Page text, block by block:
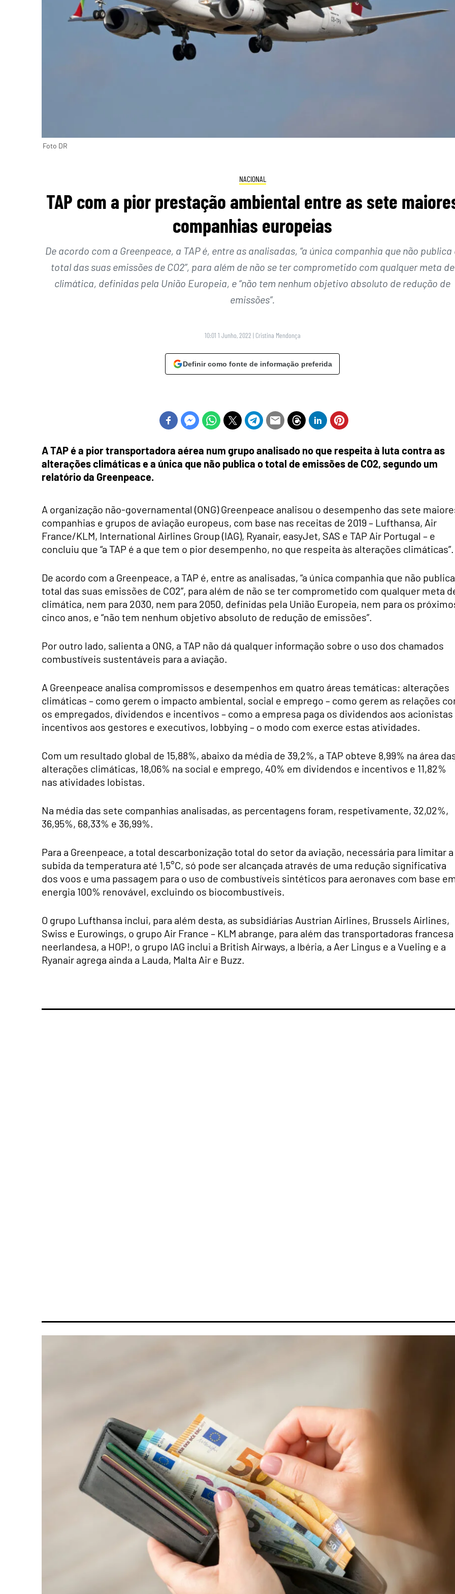
Foto DR
NACIONAL
TAP com a pior prestação ambiental entre as sete
companhias europeias
De acordo com a Greenpeace, a TAP é, entre as analisadas, “a única companhia que não publica
total das suas emissões de CO2”, para além de não se ter comprometido com qualquer meta de
climática, definidas pela União Europeia, e “não tem nenhum objetivo absoluto de redução de
emissões”.
10:01 1 Junho, 2022 | Cristina Mendonça
Definir como fonte de informação preferida
A TAP é a pior transportadora aérea num grupo analisado no que respeita à luta contra as
alterações climáticas e a única que não publica o total de emissões de CO2, segundo um
relatório da Greenpeace.
A organização não-governamental (ONG) Greenpeace analisou o desempenho das sete
companhias e grupos de aviação europeus, com base nas receitas de 2019 – Lufthansa, Air
France/KLM, International Airlines Group (IAG), Ryanair, easyJet, SAS e TAP Air Portugal – e
concluiu que “a TAP é a que tem o pior desempenho, no que respeita às alterações climáticas”.
De acordo com a Greenpeace, a TAP é, entre as analisadas, “a única companhia que não
total das suas emissões de CO2”, para além de não se ter comprometido com qualquer meta
climática, nem para 2030, nem para 2050, definidas pela União Europeia, nem para os
cinco anos, e “não tem nenhum objetivo absoluto de redução de emissões”.
Por outro lado, salienta a ONG, a TAP não dá qualquer informação sobre o uso dos chamados
combustíveis sustentáveis para a aviação.
A Greenpeace analisa compromissos e desempenhos em quatro áreas temáticas: alterações
climáticas – como gerem o impacto ambiental, social e emprego – como gerem as relações
os empregados, dividendos e incentivos – como a empresa paga os dividendos aos acionistas
incentivos aos gestores e executivos, lobbying – o modo com exerce estas atividades.
Com um resultado global de 15,88%, abaixo da média de 39,2%, a TAP obteve 8,99% na área
alterações climáticas, 18,06% na social e emprego, 40% em dividendos e incentivos e 11,82%
nas atividades lobistas.
Na média das sete companhias analisadas, as percentagens foram, respetivamente, 32,02%,
36,95%, 68,33% e 36,99%.
Para a Greenpeace, a total descarbonização total do setor da aviação, necessária para limitar a
subida da temperatura até 1,5°C, só pode ser alcançada através de uma redução significativa
dos voos e uma passagem para o uso de combustíveis sintéticos para aeronaves com base
energia 100% renovável, excluindo os biocombustíveis.
O grupo Lufthansa inclui, para além desta, as subsidiárias Austrian Airlines, Brussels Airlines,
Swiss e Eurowings, o grupo Air France – KLM abrange, para além das transportadoras
neerlandesa, a HOP!, o grupo IAG inclui a British Airways, a Ibéria, a Aer Lingus e a Vueling e a
Ryanair agrega ainda a Lauda, Malta Air e Buzz.